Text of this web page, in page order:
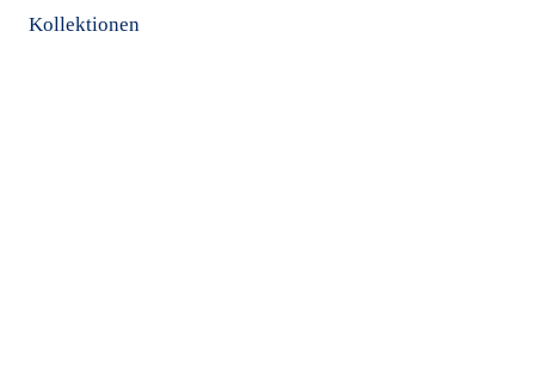
Kollektionen